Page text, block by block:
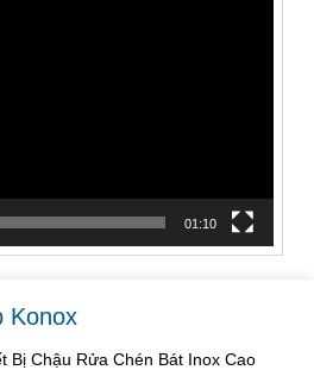
01:10
Konox
Bị Chậu Rửa Chén Bát Inox Cao